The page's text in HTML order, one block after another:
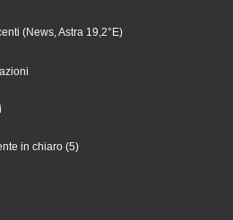
(News, Astra 19,2°E)
in chiaro (5)